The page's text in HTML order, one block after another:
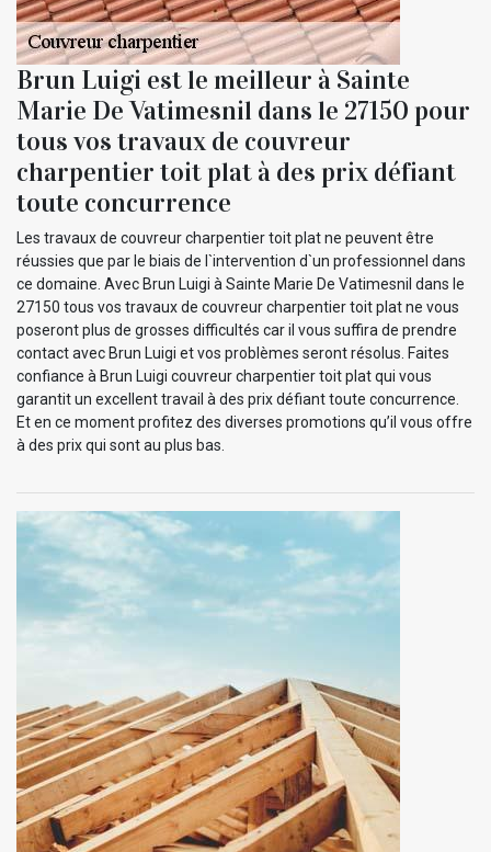
Brun Luigi est le meilleur à Sainte
Marie De Vatimesnil dans le 27150 pour
tous vos travaux de couvreur
charpentier toit plat à des prix défiant
toute concurrence
Les travaux de couvreur charpentier toit plat ne peuvent être
réussies que par le biais de l`intervention d`un professionnel dans
ce domaine. Avec Brun Luigi à Sainte Marie De Vatimesnil dans le
27150 tous vos travaux de couvreur charpentier toit plat ne vous
poseront plus de grosses difficultés car il vous suffira de prendre
contact avec Brun Luigi et vos problèmes seront résolus. Faites
confiance à Brun Luigi couvreur charpentier toit plat qui vous
garantit un excellent travail à des prix défiant toute concurrence.
Et en ce moment profitez des diverses promotions qu’il vous offre
à des prix qui sont au plus bas.